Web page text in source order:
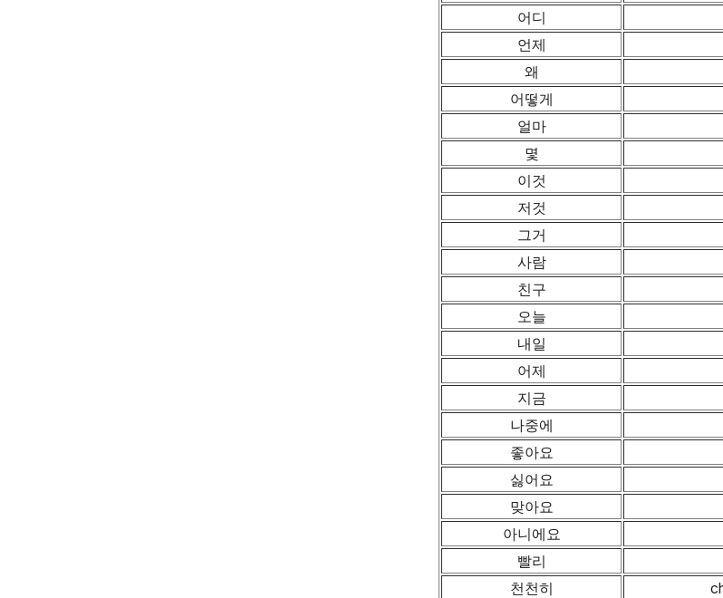
어디
언제
왜
어떻게
얼마
몇
이것
저것
그거
사람
친구
오늘
내일
어제
지금
나중에
좋아요
싫어요
맞아요
아니에요
빨리
천천히